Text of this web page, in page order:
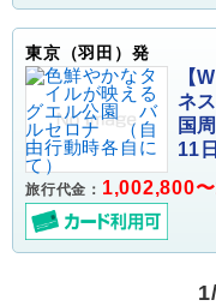
東京（羽田）発
【
ネ
国
11
旅行代金： 1,002,800